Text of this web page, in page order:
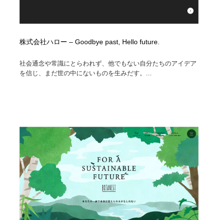
株式会社ハロー – Goodbye past, Hello future.
社会通念や常識にとらわれず、他でもない自分たちのアイデア
を信じ、まだ世の中にないものを生みだす。...